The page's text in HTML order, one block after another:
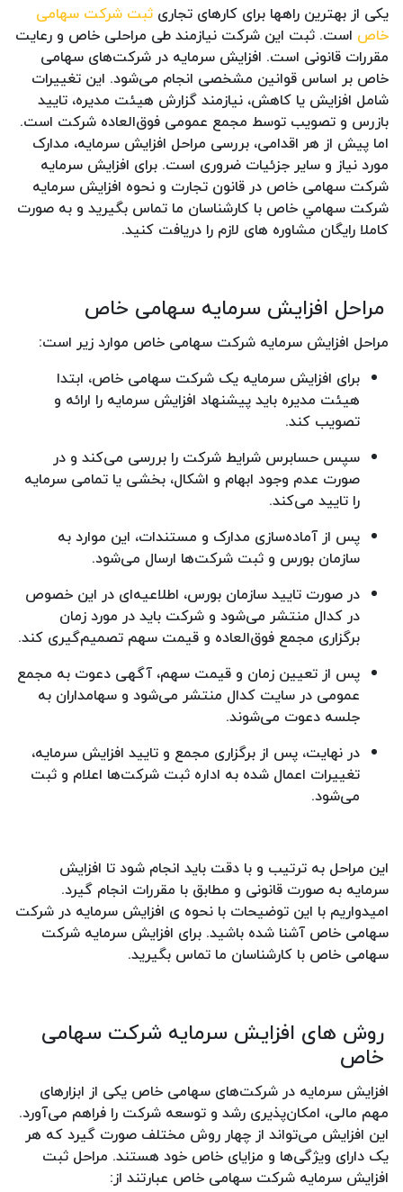
یکی از بهترین راهها برای کارهای تجاری ثبت شرکت سهامی
خاص است. ثبت این شرکت نیازمند طی مراحلی خاص و رعایت
مقررات قانونی است. افزایش سرمایه در شرکت‌های سهامی
خاص بر اساس قوانین مشخصی انجام می‌شود. این تغییرات
شامل افزایش یا کاهش، نیازمند گزارش هیئت مدیره، تایید
بازرس و تصویب توسط مجمع عمومی فوق‌العاده شرکت است.
اما پیش از هر اقدامی، بررسی مراحل افزایش سرمایه، مدارک
مورد نیاز و سایر جزئیات ضروری است. برای افزایش سرمایه
شرکت سهامی خاص در قانون تجارت و نحوه افزايش سرمايه
شركت سهامي خاص با کارشناسان ما تماس بگیرید و به صورت
کاملا رایگان مشاوره های لازم را دریافت کنید.
مراحل افزایش سرمایه سهامی خاص
مراحل افزایش سرمایه شرکت سهامی خاص موارد زیر است:
برای افزایش سرمایه یک شرکت سهامی خاص، ابتدا
هیئت مدیره باید پیشنهاد افزایش سرمایه را ارائه و
تصویب کند.
سپس حسابرس شرایط شرکت را بررسی می‌کند و در
صورت عدم وجود ابهام و اشکال، بخشی یا تمامی سرمایه
را تایید می‌کند.
پس از آماده‌سازی مدارک و مستندات، این موارد به
سازمان بورس و ثبت شرکت‌ها ارسال می‌شود.
در صورت تایید سازمان بورس، اطلاعیه‌ای در این خصوص
در کدال منتشر می‌شود و شرکت باید در مورد زمان
برگزاری مجمع فوق‌العاده و قیمت سهم تصمیم‌گیری کند.
پس از تعیین زمان و قیمت سهم، آگهی دعوت به مجمع
عمومی در سایت کدال منتشر می‌شود و سهامداران به
جلسه دعوت می‌شوند.
در نهایت، پس از برگزاری مجمع و تایید افزایش سرمایه،
تغییرات اعمال شده به اداره ثبت شرکت‌ها اعلام و ثبت
می‌شود.
این مراحل به ترتیب و با دقت باید انجام شود تا افزایش
سرمایه به صورت قانونی و مطابق با مقررات انجام گیرد.
امیدواریم با این توضیحات با نحوه ی افزایش سرمایه در شرکت
سهامی خاص آشنا شده باشید. برای افزایش سرمایه شرکت
سهامی خاص با کارشناسان ما تماس بگیرید.
روش های افزایش سرمایه شرکت سهامی
خاص
افزایش سرمایه در شرکت‌های سهامی خاص یکی از ابزارهای
مهم مالی، امکان‌پذیری رشد و توسعه شرکت را فراهم می‌آورد.
این افزایش می‌تواند از چهار روش مختلف صورت گیرد که هر
یک دارای ویژگی‌ها و مزایای خاص خود هستند. مراحل ثبت
افزایش سرمایه شرکت سهامی خاص عبارتند از: